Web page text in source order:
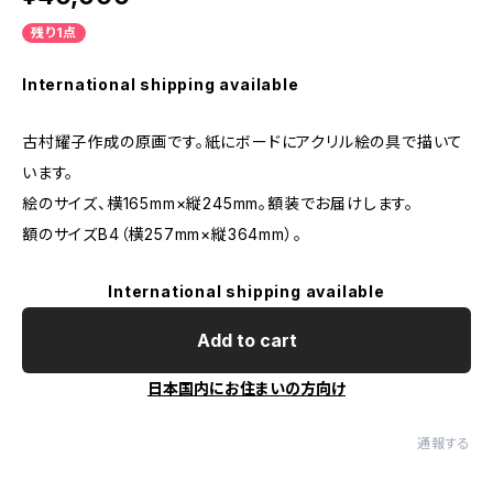
残り1点
International shipping available
古村耀子作成の原画です。紙にボードにアクリル絵の具で描いて
います。
絵のサイズ、横165mm×縦245mm。額装でお届けします。
額のサイズB4（横257mm×縦364mm）。
International shipping available
Add to cart
日本国内にお住まいの方向け
通報する